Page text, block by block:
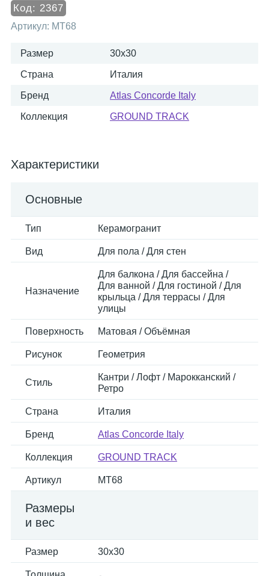
Код: 2367
Артикул: MT68
Размер 30x30
Страна Италия
Бренд Atlas Concorde Italy
Коллекция GROUND TRACK
Характеристики
Основные
Тип Керамогранит
Вид Для пола / Для стен
Назначение
Для балкона / Для бассейна /
Для ванной / Для гостиной / Для
крыльца / Для террасы / Для
улицы
Поверхность Матовая / Объёмная
Рисунок Геометрия
Стиль
Кантри / Лофт / Марокканский /
Ретро
Страна Италия
Бренд Atlas Concorde Italy
Коллекция GROUND TRACK
Артикул MT68
Размеры
и вес
Размер 30x30